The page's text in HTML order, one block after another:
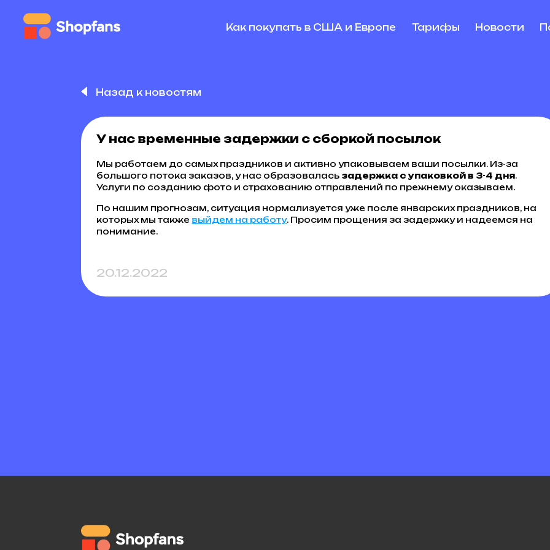
Как покупать в США и Европе Тарифы Новости
Назад к новостям
У нас временные задержки с сборкой посылок
Мы работаем до самых праздников и активно упаковываем ваши посылки. Из-за
большого потока заказов, у нас образовалась задержка с упаковкой в 3-4 дня.
Услуги по созданию фото и страхованию отправлений по прежнему оказываем.
По нашим прогнозам, ситуация нормализуется уже после январских праздников, на
которых мы также выйдем на работу. Просим прощения за задержку и надеемся на
понимание.
20.12.2022